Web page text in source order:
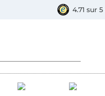
4.71 sur
Bancontact